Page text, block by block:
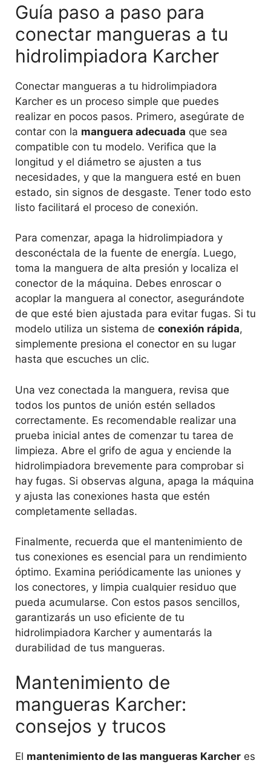
Guía paso a paso para
conectar mangueras a tu
hidrolimpiadora Karcher
Conectar mangueras a tu hidrolimpiadora
Karcher es un proceso simple que puedes
realizar en pocos pasos. Primero, asegúrate de
contar con la manguera adecuada que sea
compatible con tu modelo. Verifica que la
longitud y el diámetro se ajusten a tus
necesidades, y que la manguera esté en buen
estado, sin signos de desgaste. Tener todo esto
listo facilitará el proceso de conexión.
Para comenzar, apaga la hidrolimpiadora y
desconéctala de la fuente de energía. Luego,
toma la manguera de alta presión y localiza el
conector de la máquina. Debes enroscar o
acoplar la manguera al conector, asegurándote
de que esté bien ajustada para evitar fugas. Si tu
modelo utiliza un sistema de conexión rápida,
simplemente presiona el conector en su lugar
hasta que escuches un clic.
Una vez conectada la manguera, revisa que
todos los puntos de unión estén sellados
correctamente. Es recomendable realizar una
prueba inicial antes de comenzar tu tarea de
limpieza. Abre el grifo de agua y enciende la
hidrolimpiadora brevemente para comprobar si
hay fugas. Si observas alguna, apaga la máquina
y ajusta las conexiones hasta que estén
completamente selladas.
Finalmente, recuerda que el mantenimiento de
tus conexiones es esencial para un rendimiento
óptimo. Examina periódicamente las uniones y
los conectores, y limpia cualquier residuo que
pueda acumularse. Con estos pasos sencillos,
garantizarás un uso eficiente de tu
hidrolimpiadora Karcher y aumentarás la
durabilidad de tus mangueras.
Mantenimiento de
mangueras Karcher:
consejos y trucos
El mantenimiento de las mangueras Karcher es